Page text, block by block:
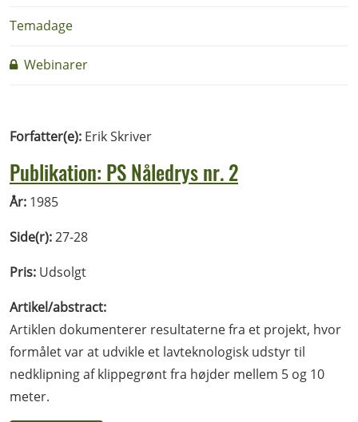
Temadage
Webinarer
Forfatter(e): Erik Skriver
Publikation: PS Nåledrys nr. 2
År: 1985
Side(r):27-28
Pris: Udsolgt
Artikel/abstract:
Artiklen dokumenterer resultaterne fra et projekt, hvor
formålet var at udvikle et lavteknologisk udstyr til
nedklipning af klippegrønt fra højder mellem 5 og 10
meter.